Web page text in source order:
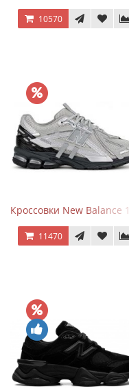
10570
Кроссовки New Balance
11470